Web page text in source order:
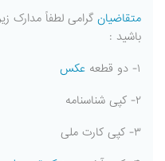
متقاضیان گرامی لطفاً مدارک
باشید :
۱- دو قطعه
عکس
۲- کپی شناسنامه
۳- کپی کارت ملی